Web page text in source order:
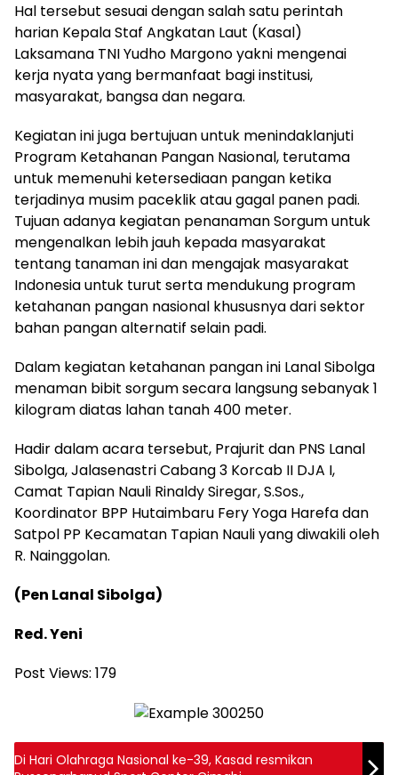
Hal tersebut sesuai dengan salah satu perintah
harian Kepala Staf Angkatan Laut (Kasal)
Laksamana TNI Yudho Margono yakni mengenai
kerja nyata yang bermanfaat bagi institusi,
masyarakat, bangsa dan negara.
Kegiatan ini juga bertujuan untuk menindaklanjuti
Program Ketahanan Pangan Nasional, terutama
untuk memenuhi ketersediaan pangan ketika
terjadinya musim paceklik atau gagal panen padi.
Tujuan adanya kegiatan penanaman Sorgum untuk
mengenalkan lebih jauh kepada masyarakat
tentang tanaman ini dan mengajak masyarakat
Indonesia untuk turut serta mendukung program
ketahanan pangan nasional khususnya dari sektor
bahan pangan alternatif selain padi.
Dalam kegiatan ketahanan pangan ini Lanal Sibolga
menaman bibit sorgum secara langsung sebanyak 1
kilogram diatas lahan tanah 400 meter.
Hadir dalam acara tersebut, Prajurit dan PNS Lanal
Sibolga, Jalasenastri Cabang 3 Korcab II DJA I,
Camat Tapian Nauli Rinaldy Siregar, S.Sos.,
Koordinator BPP Hutaimbaru Fery Yoga Harefa dan
Satpol PP Kecamatan Tapian Nauli yang diwakili oleh
R. Nainggolan.
(Pen Lanal Sibolga)
Red. Yeni
Post Views: 179
Di Hari Olahraga Nasional ke-39, Kasad resmikan